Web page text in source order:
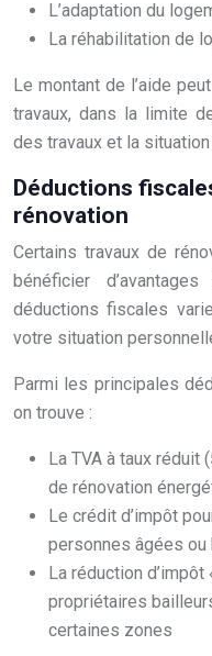
L’adaptation du
La réhabilitation de
Le montant de l’aide
travaux, dans la limite
des travaux et la
Déductions
rénovation
Certains travaux de
bénéficier
déductions fiscales
votre situation
Parmi les principales
on trouve :
La TVA à taux réduit
de rénovation
Le crédit d’impôt
personnes âgées ou
La réduction
propriétaires
certaines zones